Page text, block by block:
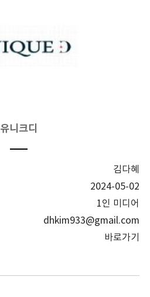
유니크디
김다혜
2024-05-02
1인 미디어
dhkim933@gmail.com
바로가기